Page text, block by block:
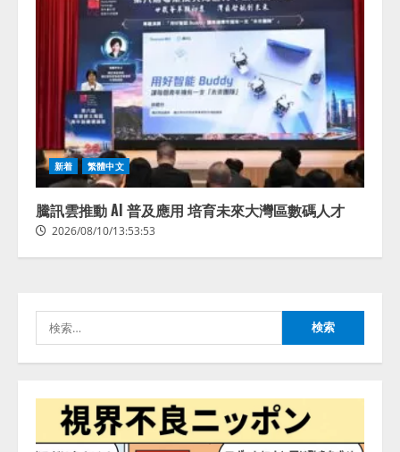
新着 繁體中文
騰訊雲推動 AI 普及應用 培育未來大灣區數碼人才
2026/08/10/13:53:53
索:
2
AIデータセンター市場は2035年に
1,975億7000万米ドルへ、AI需要
拡大とデータ処理能力強化で市場
成長が加速
2026/08/10/12:53:44
3
生成AI人事労務実践研究会〈HR
AI Lab〉推進協議会 ── 9社連合が
「奇跡のセミナー」シリーズ始
動！ HR × AI SEMINAR 2026
データ」活用設計を公開
【ドローン
AI】ドローン操縦を
AIがアドバイス「AIコーチ」をリ
リース